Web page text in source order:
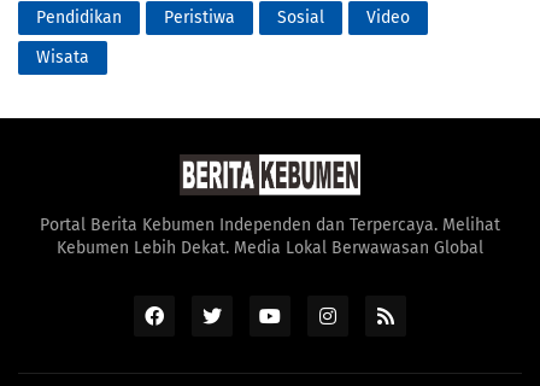
Pendidikan
Peristiwa Sosial
Video
Wisata
Portal Berita Kebumen Independen dan Terpercaya. Melihat
Kebumen Lebih Dekat. Media Lokal Berwawasan Global